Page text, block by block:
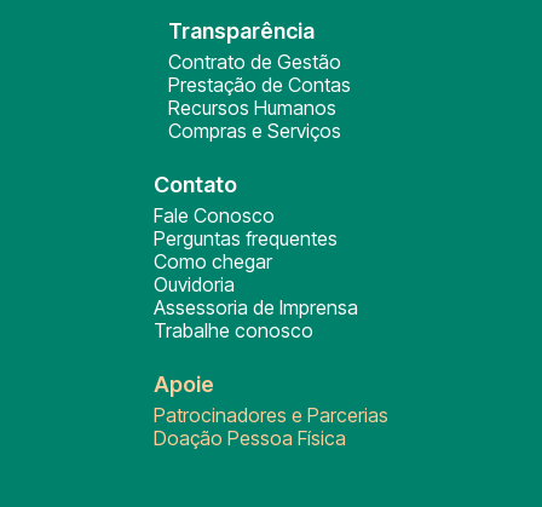
Transparência
Contrato de Gestão
Prestação de Contas
Recursos Humanos
Compras e Serviços
Contato
Fale Conosco
Perguntas frequentes
Como chegar
Ouvidoria
Assessoria de Imprensa
Trabalhe conosco
Apoie
Patrocinadores e Parcerias
Doação Pessoa Física